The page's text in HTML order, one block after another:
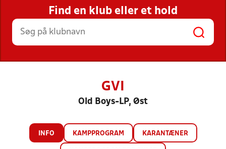
STILLINGER, RESULTATER, KLUBBER OG
HOLD
Find en klub eller et hold
GVI
Old Boys-LP, Øst
INFO KAMPPROGRAM KARANTÆNER